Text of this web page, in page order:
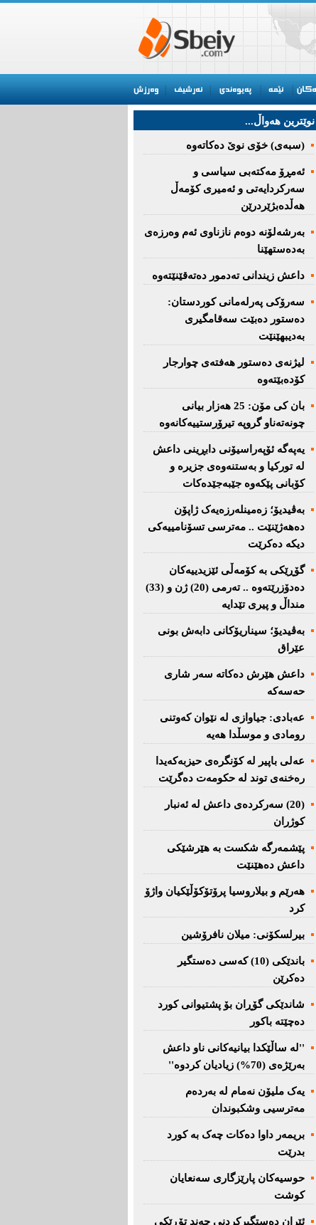
نوێترین هه‌واڵ...
(سبەى) خۆى نوێ دەکاتەوە
ئه‌مڕۆ مه‌كته‌بی‌ سیاسی‌ و
سه‌ركردایه‌تی‌ و ئه‌میری‌ كۆمه‌ڵ
هەڵدەبژێردرێن
به‌رشه‌لۆنه‌ دوه‌م نازناوی ئه‌م وه‌رزه‌ی
به‌ده‌ستهێنا
داعش زیندانی تەدمور دەتەقێنێتەوە
سەرۆكی پەرلەمانی كوردستان:
دەستور دەبێت سەقامگیری
بەدیبهێنێت
لیژنەی دەستور هەفتەی چوارجار
كۆدەبێتەوە
بان كی مۆن: 25 هەزار بیانی
چونەتەناو گروپە تیرۆرستییەكانەوە
یەپەگە ئۆپەراسیۆنی دابڕینی داعش
لە تورکیا و بەستنەوەی جزیرە و
کۆبانی پێکەوە جێبەجێدەکات
بەڤیدیۆ؛ زەمینلەرزەیەک ژاپۆن
دەهەژێنێت .. مەترسی تسۆنامییەکی
دیکە دەکرێت
گۆڕێکی بە کۆمەڵی ئێزیدییەکان
دەدۆزرێتەوە .. تەرمی (20) ژن و (33)
منداڵ و پیری تێدایە
بەڤیدیۆ؛ سیناریۆکانی دابەش بونی
عێراق
داعش هێرش دەکاتە سەر شاری
حەسەکە
عه‌بادی: جیاوازی له‌ نێوان کەوتنی
رومادی و موسڵدا هه‌یه‌
عەلی باپیر لە کۆنگرەی حیزبەکەیدا
رەخنەی توند لە حکومەت دەگرێت
(20) سه‌ركرده‌ی داعش لە ئەنبار
کوژران
پێشمەرگە شكست بە هێرشێكی
داعش دەهێنێت
هەرێم و بیلاروسیا پرۆتۆکۆڵێکیان واژۆ
کرد
بیرلسكۆنی: میلان نافرۆشین
باندێکی (10) کەسى دەستگیر
دەکرێن
شاندێکى گۆڕان بۆ پشتیوانی کورد
دەچێتە باکور
''لە ساڵێکدا بیانیه‌كانی ناو داعش
بەرێژەى (70%) زیادیان کردوە''
یەک ملیۆن نەمام لە بەردەم
مەترسیی وشکبوندان
بریمه‌ر داوا دەکات چەک بە کورد
بدرێت
حوسیەکان پارێزگارى سەنعایان
کوشت
ئێران دەستگیرکردنى چه‌ند تۆڕێكی‌